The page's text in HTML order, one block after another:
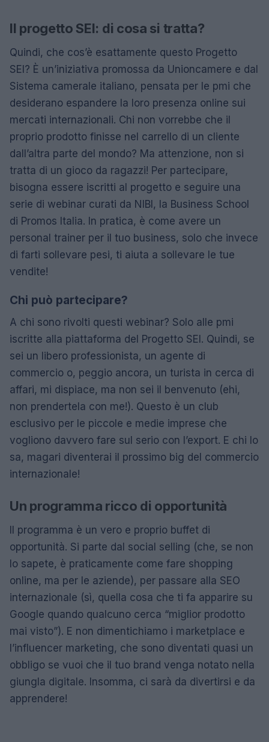
Il progetto SEI: di cosa si tratta?
Quindi, che cos’è esattamente questo Progetto
SEI? È un’iniziativa promossa da Unioncamere e dal
Sistema camerale italiano, pensata per le pmi che
desiderano espandere la loro presenza online sui
mercati internazionali. Chi non vorrebbe che il
proprio prodotto finisse nel carrello di un cliente
dall’altra parte del mondo? Ma attenzione, non si
tratta di un gioco da ragazzi! Per partecipare,
bisogna essere iscritti al progetto e seguire una
serie di webinar curati da NIBI, la Business School
di Promos Italia. In pratica, è come avere un
personal trainer per il tuo business, solo che invece
di farti sollevare pesi, ti aiuta a sollevare le tue
vendite!
Chi può partecipare?
A chi sono rivolti questi webinar? Solo alle pmi
iscritte alla piattaforma del Progetto SEI. Quindi, se
sei un libero professionista, un agente di
commercio o, peggio ancora, un turista in cerca di
affari, mi dispiace, ma non sei il benvenuto (ehi,
non prendertela con me!). Questo è un club
esclusivo per le piccole e medie imprese che
vogliono davvero fare sul serio con l’export. E chi lo
sa, magari diventerai il prossimo big del commercio
internazionale!
Un programma ricco di opportunità
Il programma è un vero e proprio buffet di
opportunità. Si parte dal social selling (che, se non
lo sapete, è praticamente come fare shopping
online, ma per le aziende), per passare alla SEO
internazionale (sì, quella cosa che ti fa apparire su
Google quando qualcuno cerca “miglior prodotto
mai visto”). E non dimentichiamo i marketplace e
l’influencer marketing, che sono diventati quasi un
obbligo se vuoi che il tuo brand venga notato nella
giungla digitale. Insomma, ci sarà da divertirsi e da
apprendere!